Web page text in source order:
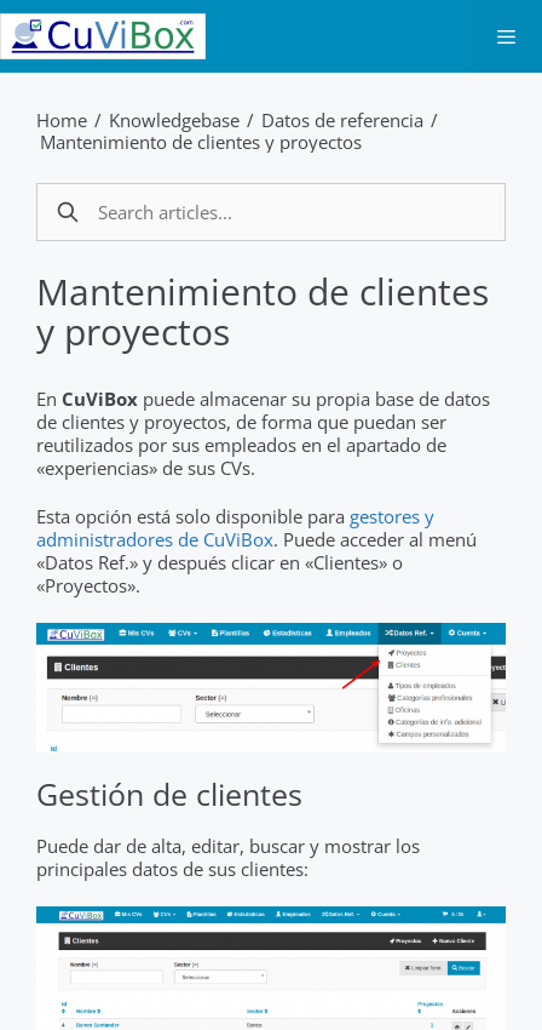
Saltar
contenido
Home / Knowledgebase / Datos de referencia /
Mantenimiento de clientes y proyectos
Mantenimiento de clientes
y proyectos
En CuViBox puede almacenar su propia base de datos
de clientes y proyectos, de forma que puedan ser
reutilizados por sus empleados en el apartado de
«experiencias» de sus CVs.
Esta opción está solo disponible para gestores y
administradores de CuViBox. Puede acceder al menú
«Datos Ref.» y después clicar en «Clientes» o
«Proyectos».
Gestión de clientes
Puede dar de alta, editar, buscar y mostrar los
principales datos de sus clientes: